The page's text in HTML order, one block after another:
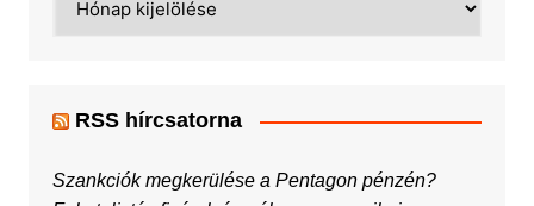
RSS hírcsatorna
Szankciók megkerülése a Pentagon pénzén?